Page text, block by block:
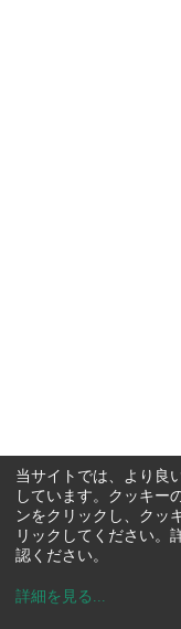
当サイトでは、より良
しています。クッキー
ンをクリックし、クッ
リックしてください。
認ください。
詳細を見る ...